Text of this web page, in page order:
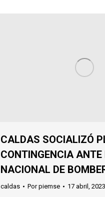
CALDAS SOCIALIZÓ
CONTINGENCIA ANTE
NACIONAL DE
caldas Porpiemse 17 abril, 2023